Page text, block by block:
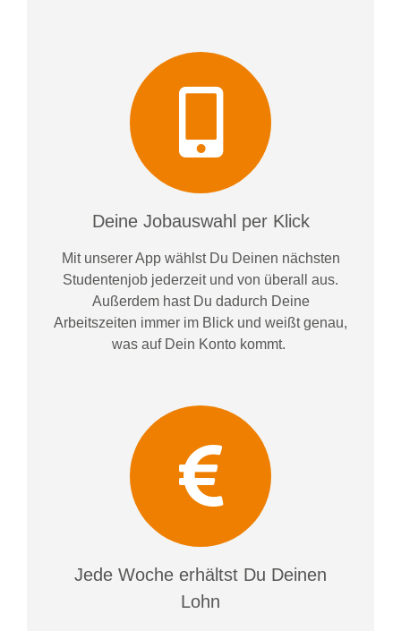
Deine Jobauswahl per Klick
Mit unserer App wählst Du Deinen nächsten
Studentenjob jederzeit und von überall aus.
Außerdem hast Du dadurch Deine
Arbeitszeiten immer im Blick und weißtgenau,
was auf Dein Konto kommt.
Jede Woche erhältst Du Deinen
Lohn